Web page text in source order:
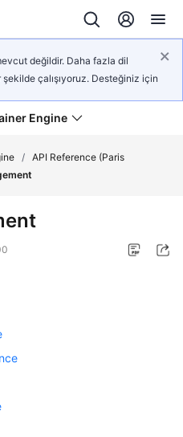
değildir. Daha fazla dil
çalışıyoruz. Desteğiniz için
Engine
/ API Reference (Paris